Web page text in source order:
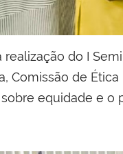
do I
Comissão de
equidade e o